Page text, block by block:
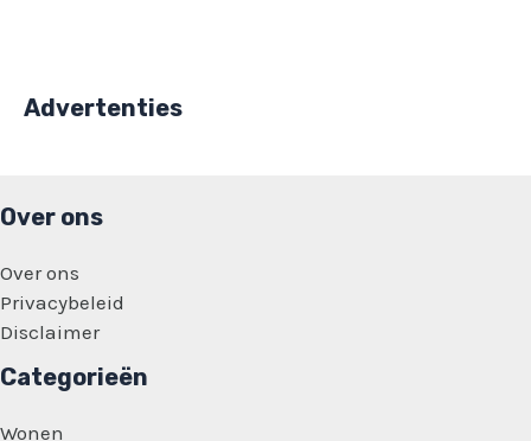
Advertenties
Over ons
Over ons
Privacybeleid
Disclaimer
Categorieën
Wonen